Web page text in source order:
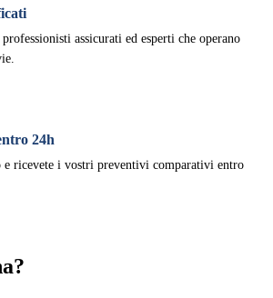
assicurati ed esperti che operano
24h
ricevete i vostri preventivi comparativi entro